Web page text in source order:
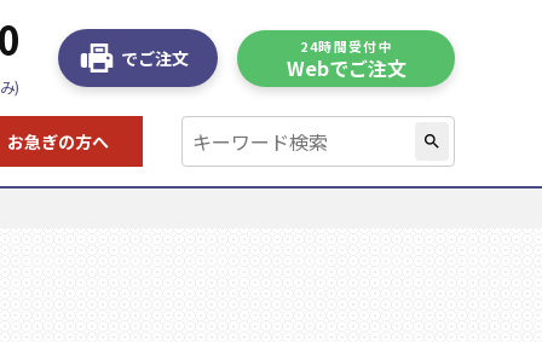
)
でご注文
24時間受付中
Webでご注文
search
お急ぎの方へ